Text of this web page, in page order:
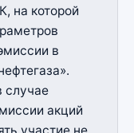
на которой
в
случае
акций